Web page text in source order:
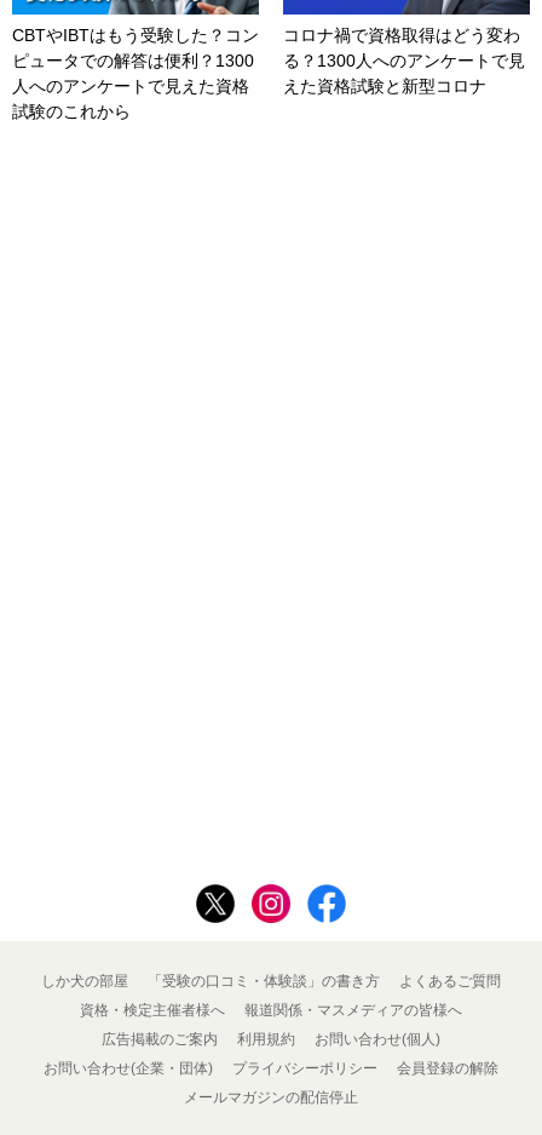
CBTやIBTはもう受験した？コン
ピュータでの解答は便利？1300
人へのアンケートで見えた資格
試験のこれから
コロナ禍で資格取得はどう変わ
る？1300人へのアンケートで見
えた資格試験と新型コロナ
しか犬の部屋 「受験の口コミ・体験談」の書き方
よくあるご質問
資格・検定主催者様へ
報道関係・マスメディアの皆様へ
広告掲載のご案内
利用規約
お問い合わせ(個人)
お問い合わせ(企業・団体)
プライバシーポリシー
会員登録の解除
メールマガジンの配信停止